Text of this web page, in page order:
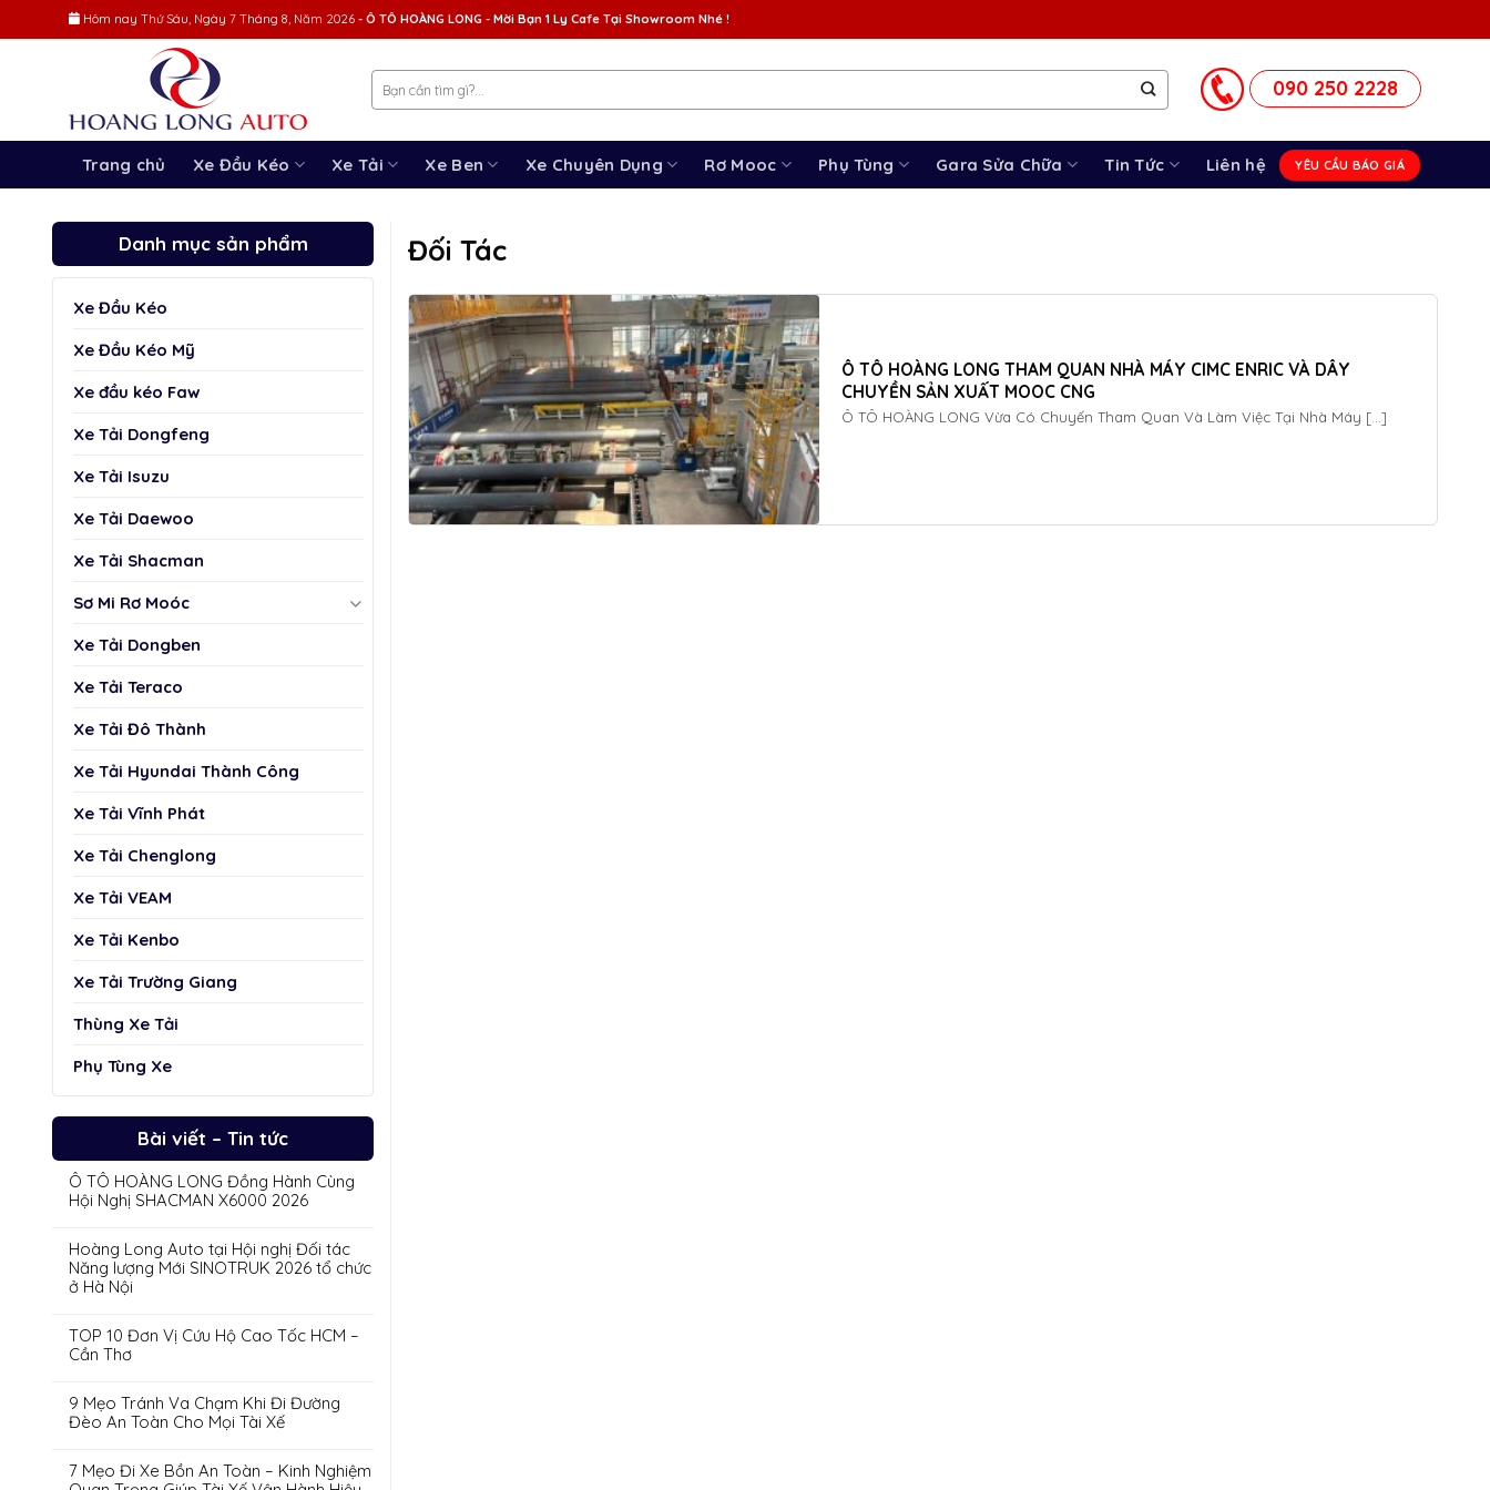
to
Hôm nay Thứ Sáu, Ngày 7 Tháng 8, Năm 2026 - Ô TÔ HOÀNG LONG - Mời Bạn 1 Ly Cafe Tại Showroom Nhé !
090 250 2228
Trang chủ Xe Đầu Kéo Xe Tải Xe Ben Xe Chuyên Dụng Rơ Mooc Phụ Tùng Gara Sửa Chữa Tin Tức Liên hệ YÊU CẦU BÁO GIÁ
Danh mục sản phẩm
Xe Đầu Kéo
Xe Đầu Kéo Mỹ
Xe đầu kéo Faw
Xe Tải Dongfeng
Xe Tải Isuzu
Xe Tải Daewoo
Xe Tải Shacman
Sơ Mi Rơ Moóc
Xe Tải Dongben
Xe Tải Teraco
Xe Tải Đô Thành
Xe Tải Hyundai Thành Công
Xe Tải Vĩnh Phát
Xe Tải Chenglong
Xe Tải VEAM
Xe Tải Kenbo
Xe Tải Trường Giang
Thùng Xe Tải
Phụ Tùng Xe
Bài viết – Tin tức
Ô TÔ HOÀNG LONG Đồng Hành Cùng
Hội Nghị SHACMAN X6000 2026
Hoàng Long Auto tại Hội nghị Đối tác
Năng lượng Mới SINOTRUK 2026 tổ chức
ở Hà Nội
TOP 10 Đơn Vị Cứu Hộ Cao Tốc HCM –
Cần Thơ
9 Mẹo Tránh Va Chạm Khi Đi Đường
Đèo An Toàn Cho Mọi Tài Xế
7 Mẹo Đi Xe Bồn An Toàn – Kinh Nghiệm
Đối Tác
Ô TÔ HOÀNG LONG THAM QUAN NHÀ MÁY CIMC ENRIC VÀ DÂY
CHUYỀN SẢN XUẤT MOOC CNG
Ô TÔ HOÀNG LONG Vừa Có Chuyến Tham Quan Và Làm Việc Tại Nhà Máy [...]